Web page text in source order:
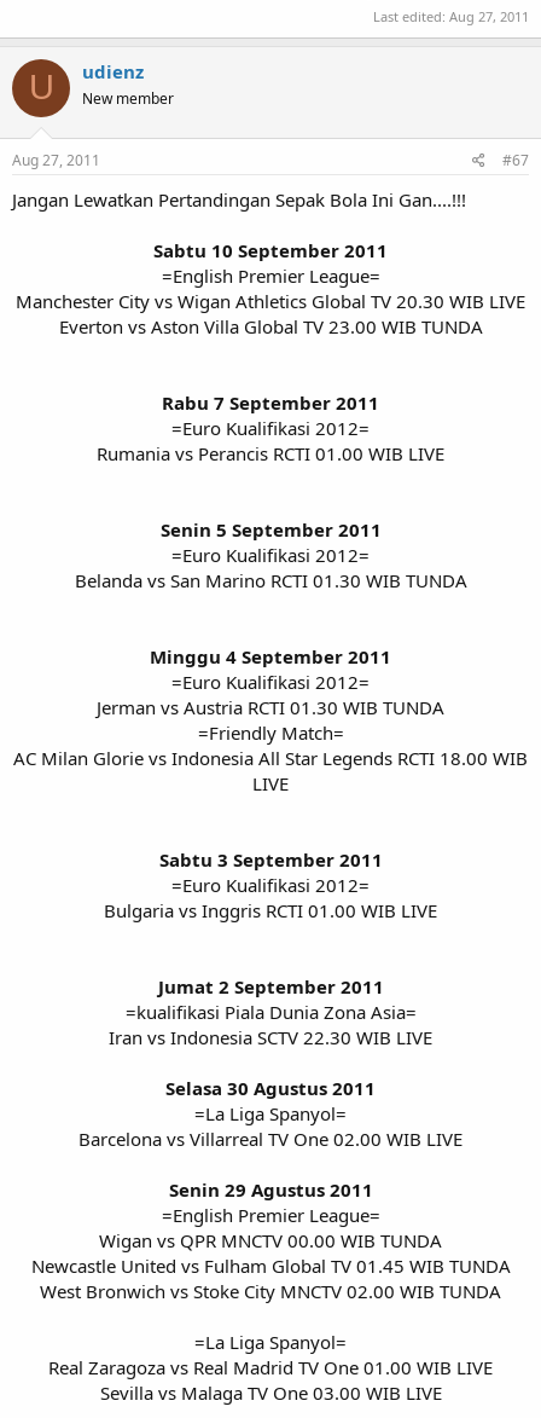
Last edited: Aug 27, 2011
U udienz
New member
Aug 27, 2011 #67
Jangan Lewatkan Pertandingan Sepak Bola Ini Gan....!!!
Sabtu 10 September 2011
=English Premier League=
Manchester City vs Wigan Athletics Global TV 20.30 WIB LIVE
Everton vs Aston Villa Global TV 23.00 WIB TUNDA
Rabu 7 September 2011
=Euro Kualifikasi 2012=
Rumania vs Perancis RCTI 01.00 WIB LIVE
Senin 5 September 2011
=Euro Kualifikasi 2012=
Belanda vs San Marino RCTI 01.30 WIB TUNDA
Minggu 4 September 2011
=Euro Kualifikasi 2012=
Jerman vs Austria RCTI 01.30 WIB TUNDA
=Friendly Match=
AC Milan Glorie vs Indonesia All Star Legends RCTI 18.00 WIB
LIVE
Sabtu 3 September 2011
=Euro Kualifikasi 2012=
Bulgaria vs Inggris RCTI 01.00 WIB LIVE
Jumat 2 September 2011
=kualifikasi Piala Dunia Zona Asia=
Iran vs Indonesia SCTV 22.30 WIB LIVE
Selasa 30 Agustus 2011
=La Liga Spanyol=
Barcelona vs Villarreal TV One 02.00 WIB LIVE
Senin 29 Agustus 2011
=English Premier League=
Wigan vs QPR MNCTV 00.00 WIB TUNDA
Newcastle United vs Fulham Global TV 01.45 WIB TUNDA
West Bronwich vs Stoke City MNCTV 02.00 WIB TUNDA
=La Liga Spanyol=
Real Zaragoza vs Real Madrid TV One 01.00 WIB LIVE
Sevilla vs Malaga TV One 03.00 WIB LIVE